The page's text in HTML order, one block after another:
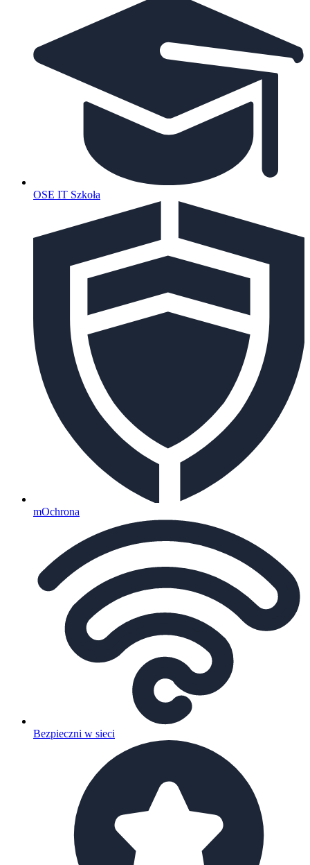
OSE IT Szkoła
mOchrona
Bezpieczni w sieci